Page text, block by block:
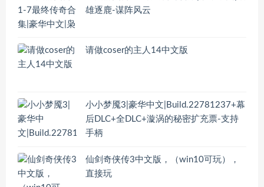
雄逐鹿-谋阵风云
请做coser的主人14中文版
小小梦魇3|豪华中文|Build.22781237+幕
后DLC+全DLC+漩涡的秘密扩充票-支持
手柄
仙剑奇侠传3中文版，（win10可玩），
直接玩